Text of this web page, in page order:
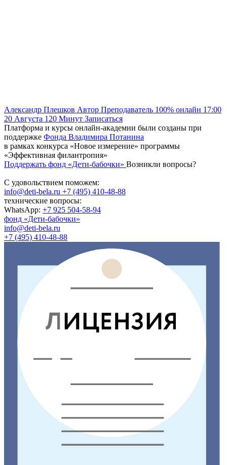
Александр Плешков Автор Преподаватель 100% онлайн 17:00
20 Августа 120 Минут Записаться
Платформа и курсы онлайн-академии были созданы при
поддержке Фонда Владимира Потанина
в рамках конкурса «Новое измерение» программы
«Эффективная филантропия»
Поддержать фонд «Дети-бабочки» Возникли вопросы?
С удовольствием поможем:
info@deti-bela.ru +7 (495) 410-48-88
технические вопросы:
WhatsApp: +7 925 504-58-94
фонд «Дети-бабочки»
info@deti-bela.ru
+7 (495) 410-48-88